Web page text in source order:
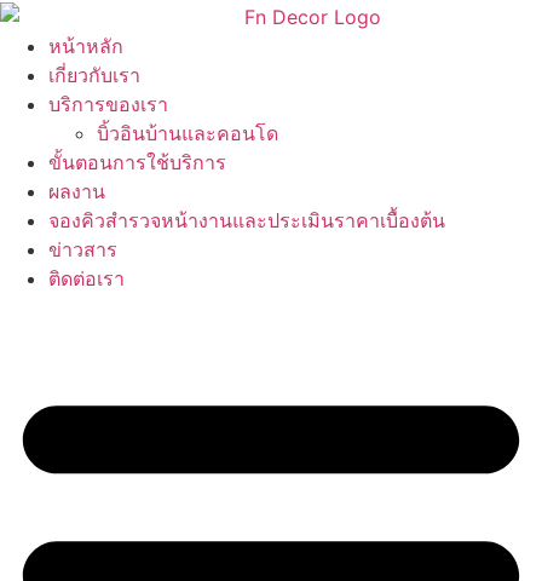
Skip
content
หน้าหลัก
เกี่ยวกับเรา
บริการของเรา
บิ้วอินบ้านและคอนโด
ขั้นตอนการใช้บริการ
ผลงาน
จองคิวสำรวจหน้างานและประเมินราคาเบื้องต้น
ข่าวสาร
ติดต่อเรา